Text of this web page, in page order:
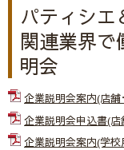
パティシ
関連業界で
明会
企業説明会案内(店舗
企業説明会申込書(店
企業説明会案内(学校